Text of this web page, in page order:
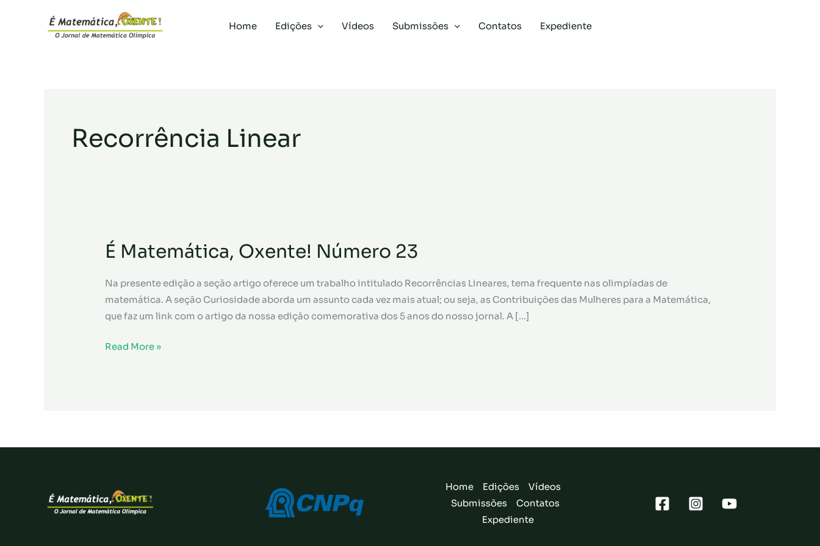
Home Edições Vídeos Submissões Contatos Expediente
Recorrência Linear
É Matemática, Oxente! Número 23
Na presente edição a seção artigo oferece um trabalho intitulado Recorrências Lineares, tema frequente nas olimpíadas de
matemática. A seção Curiosidade aborda um assunto cada vez mais atual; ou seja, as Contribuições das Mulheres para a Matemática,
que faz um link com o artigo da nossa edição comemorativa dos 5 anos do nosso jornal. A […]
É
Read More »
Home Edições
Vídeos
Submissões
Contatos
Expediente